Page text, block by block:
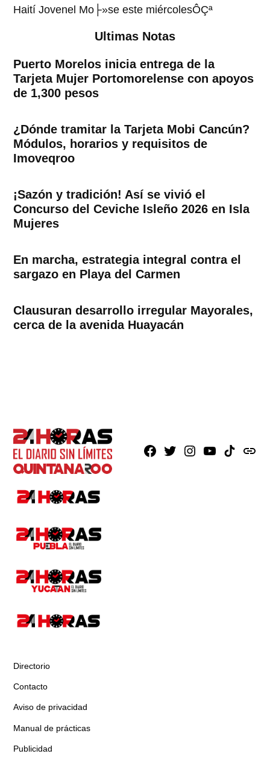
Haití Jovenel Mo├»se este miércolesÔÇª
Ultimas Notas
Puerto Morelos inicia entrega de la
Tarjeta Mujer Portomorelense con apoyos
de 1,300 pesos
¿Dónde tramitar la Tarjeta Mobi Cancún?
Módulos, horarios y requisitos de
Imoveqroo
¡Sazón y tradición! Así se vivió el
Concurso del Ceviche Isleño 2026 en Isla
Mujeres
En marcha, estrategia integral contra el
sargazo en Playa del Carmen
Clausuran desarrollo irregular Mayorales,
cerca de la avenida Huayacán
Facebook
X Instagram
YoutubeTikTokissuu
Directorio
Contacto
Aviso de privacidad
Manual de prácticas
Publicidad